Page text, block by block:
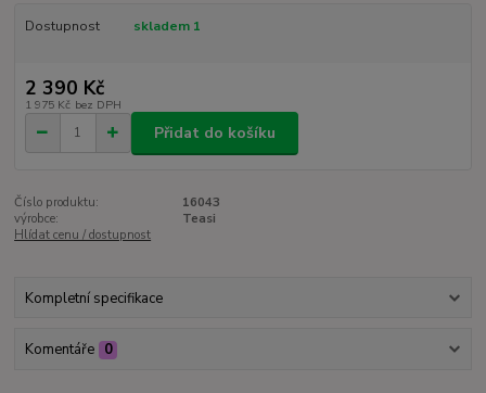
Dostupnost skladem 1
2 390 Kč
1 975 Kč bez DPH
Přidat do košíku
Číslo produktu:
16043
výrobce:
Teasi
Hlídat cenu / dostupnost
Kompletní specifikace
Komentáře 0